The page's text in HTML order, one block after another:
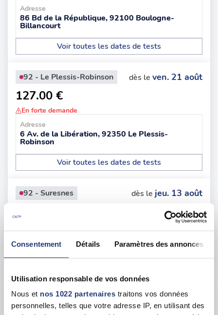
Consentement Détails Paramètres des annonces
Utilisation responsable de vos données
Nous et nos 1022 partenaires traitons vos données
personnelles, telles que votre adresse IP, en utilisant des
Adresse
86 Bd de la République, 92100 Boulogne-
Billancourt
Voir toutes les dates de tests
92 - Le Plessis-Robinson dès le ven. 21 août
127.00 €
En forte demande
Adresse
6 Av. de la Libération, 92350 Le Plessis-
Robinson
Voir toutes les dates de tests
92 - Suresnes dès le jeu. 13 août
120.00 €
Adresse
5 Quai Marcel Dassault, 92150 Suresnes
92 - La Garenne-Colombes dès le jeu. 27 août